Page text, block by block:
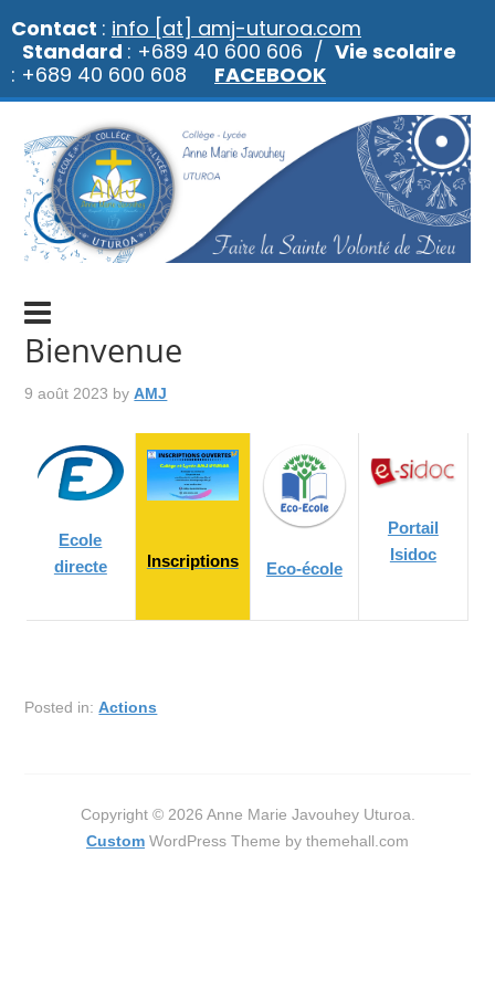
Bienvenue
9 août 2023 byAMJ
Ecole
directe
Inscriptions Eco-école
Portail
Isidoc
Posted in:Actions
Copyright © 2026 Anne Marie Javouhey Uturoa.
Custom WordPress Theme by themehall.com
Contact : info [at] amj-uturoa.com
Standard : +689 40 600 606 / Vie scolaire
: +689 40 600 608 FACEBOOK